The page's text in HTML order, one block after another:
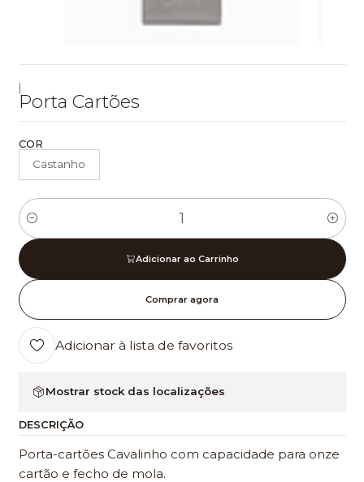
Porta Cartões
COR
Castanho
Quantidade
Adicionar ao Carrinho
Comprar agora
Adicionar à lista de favoritos
Mostrar stock das localizações
DESCRIÇÃO
Porta-cartões Cavalinho com capacidade para onze
cartão e fecho de mola.